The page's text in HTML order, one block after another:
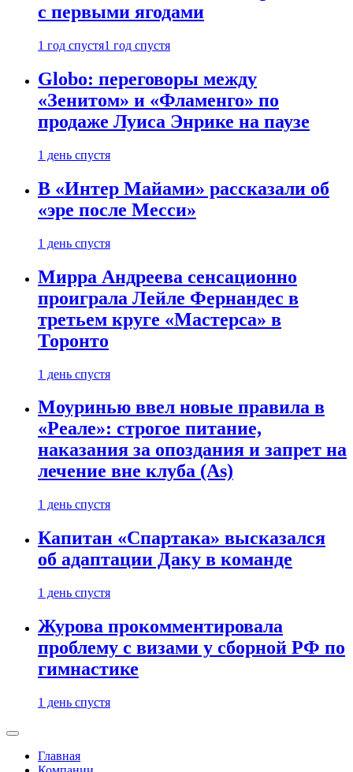
с первыми ягодами
1 год спустя1 год спустя
Globo: переговоры между
«Зенитом» и «Фламенго» по
продаже Луиса Энрике на паузе
1 день спустя
В «Интер Майами» рассказали об
«эре после Месси»
1 день спустя
Мирра Андреева сенсационно
проиграла Лейле Фернандес в
третьем круге «Мастерса» в
Торонто
1 день спустя
Моуринью ввел новые правила в
«Реале»: строгое питание,
наказания за опоздания и запрет на
лечение вне клуба (As)
1 день спустя
Капитан «Спартака» высказался
об адаптации Даку в команде
1 день спустя
Журова прокомментировала
проблему с визами у сборной РФ по
гимнастике
1 день спустя
Главная